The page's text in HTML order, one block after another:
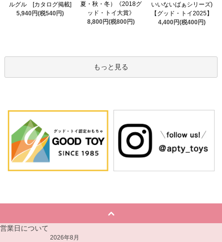
ルグル [カタログ掲載]
5,940円(税540円)
夏・秋・冬）《2018グ
ッド・トイ大賞》
8,800円(税800円)
いいないばぁシリーズ)
【グッド・トイ2025】
4,400円(税400円)
もっと見る
営業日について
2026年8月